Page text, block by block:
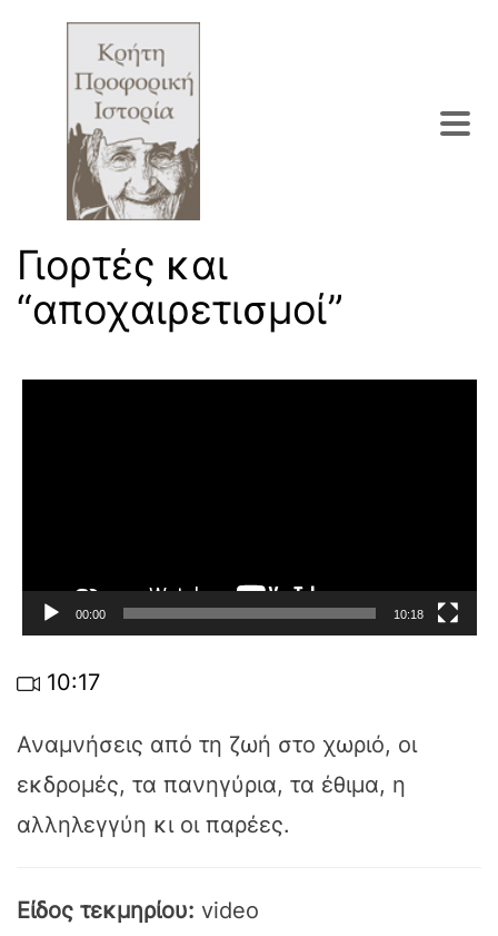
Γιορτές και
“αποχαιρετισμοί”
Πρόγραμμα Αναπαραγωγής Βίντεο
00:00 10:18
10:17
Αναμνήσεις από τη ζωή στο χωριό, οι
εκδρομές, τα πανηγύρια, τα έθιμα, η
αλληλεγγύη κι οι παρέες.
Είδος τεκμηρίου: video